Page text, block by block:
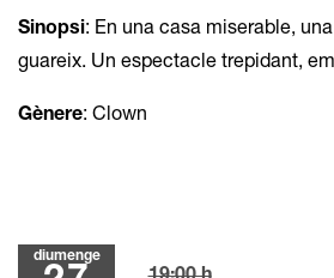
Sinopsi: En una casa miserable,
guareix. Un espectacle trepidant,
Gènere: Clown
diumenge